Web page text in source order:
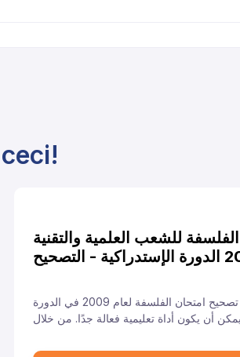
للشعب العلمية والتقنية
- التصحيح
استخدام تصحيح امتحان الفلسفة لعام 2009 في الدورة
يمكن أن يكون أداة تعليمية فعالة جدًا. من خلال
يمكن للطلاب تحسين أدائهم والاستعداد بشكل